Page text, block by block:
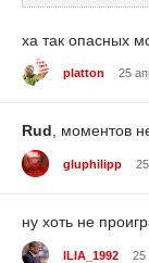
ха так опасных
platton 25
Rud, моментов
gluphilipp
ну хоть не
ILIA_1992 25